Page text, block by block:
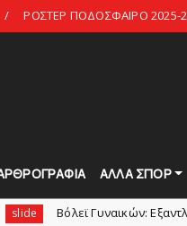
ΡΟΣΤΕΡ ΠΟΔΟΣΦΑΙΡΟ 2025-
ΑΛΛΑ ΣΠΟΡ
Γυναικών: Εξαντλήθηκαν τα